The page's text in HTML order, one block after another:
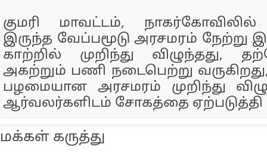
குமரி மாவட்டம்,
இருந்த வேப்பமூடு அரசமரம் நேற்று
காற்றில் முறிந்து விழுந்தது,
அகற்றும் பணி நடைபெற்று
பழமையான அரசமரம் முறிந்து
ஆர்வலர்களிடம் சோகத்தை
மக்கள் கருத்து